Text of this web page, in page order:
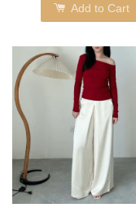
Add to Cart